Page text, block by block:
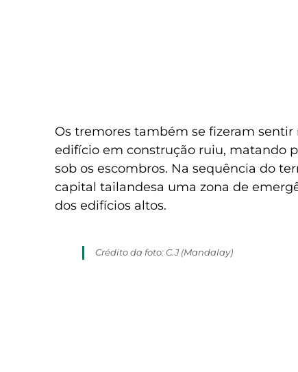
Os tremores também se fizeram
edifício em construção ruiu, matando
sob os escombros. Na sequência do
capital tailandesa uma zona de
dos edifícios altos.
Crédito da foto: C.J (Mandalay)